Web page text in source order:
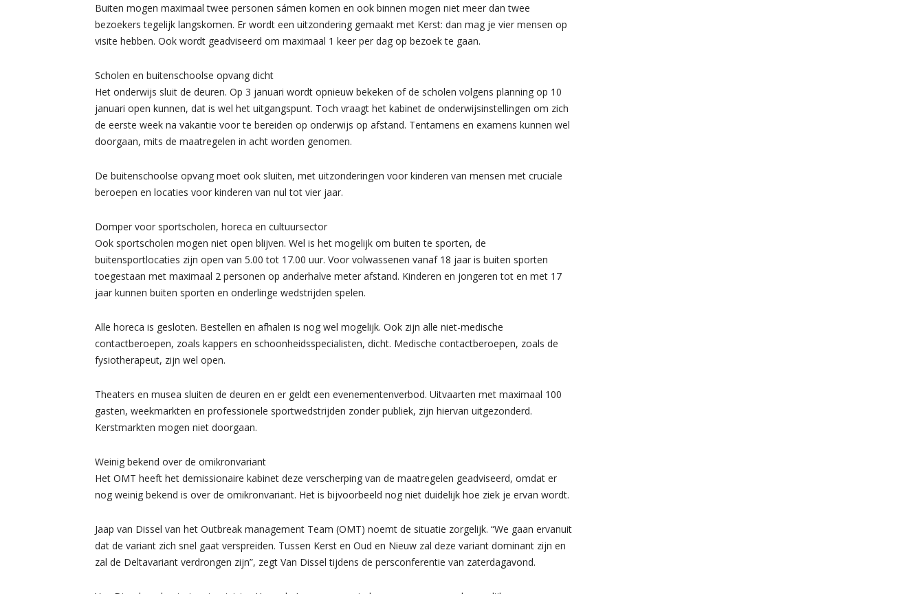
Buiten mogen maximaal twee personen sámen komen en ook binnen mogen niet meer dan twee
bezoekers tegelijk langskomen. Er wordt een uitzondering gemaakt met Kerst: dan mag je vier mensen op
visite hebben. Ook wordt geadviseerd om maximaal 1 keer per dag op bezoek te gaan.
Scholen en buitenschoolse opvang dicht
Het onderwijs sluit de deuren. Op 3 januari wordt opnieuw bekeken of de scholen volgens planning op 10
januari open kunnen, dat is wel het uitgangspunt. Toch vraagt het kabinet de onderwijsinstellingen om zich
de eerste week na vakantie voor te bereiden op onderwijs op afstand. Tentamens en examens kunnen wel
doorgaan, mits de maatregelen in acht worden genomen.
De buitenschoolse opvang moet ook sluiten, met uitzonderingen voor kinderen van mensen met cruciale
beroepen en locaties voor kinderen van nul tot vier jaar.
Domper voor sportscholen, horeca en cultuursector
Ook sportscholen mogen niet open blijven. Wel is het mogelijk om buiten te sporten, de
buitensportlocaties zijn open van 5.00 tot 17.00 uur. Voor volwassenen vanaf 18 jaar is buiten sporten
toegestaan met maximaal 2 personen op anderhalve meter afstand. Kinderen en jongeren tot en met 17
jaar kunnen buiten sporten en onderlinge wedstrijden spelen.
Alle horeca is gesloten. Bestellen en afhalen is nog wel mogelijk. Ook zijn alle niet-medische
contactberoepen, zoals kappers en schoonheidsspecialisten, dicht. Medische contactberoepen, zoals de
fysiotherapeut, zijn wel open.
Theaters en musea sluiten de deuren en er geldt een evenementenverbod. Uitvaarten met maximaal 100
gasten, weekmarkten en professionele sportwedstrijden zonder publiek, zijn hiervan uitgezonderd.
Kerstmarkten mogen niet doorgaan.
Weinig bekend over de omikronvariant
Het OMT heeft het demissionaire kabinet deze verscherping van de maatregelen geadviseerd, omdat er
nog weinig bekend is over de omikronvariant. Het is bijvoorbeeld nog niet duidelijk hoe ziek je ervan wordt.
Jaap van Dissel van het Outbreak management Team (OMT) noemt de situatie zorgelijk. “We gaan ervanuit
dat de variant zich snel gaat verspreiden. Tussen Kerst en Oud en Nieuw zal deze variant dominant zijn en
zal de Deltavariant verdrongen zijn”, zegt Van Dissel tijdens de persconferentie van zaterdagavond.